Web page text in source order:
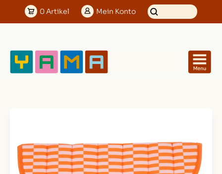
0Artikel Mein Konto